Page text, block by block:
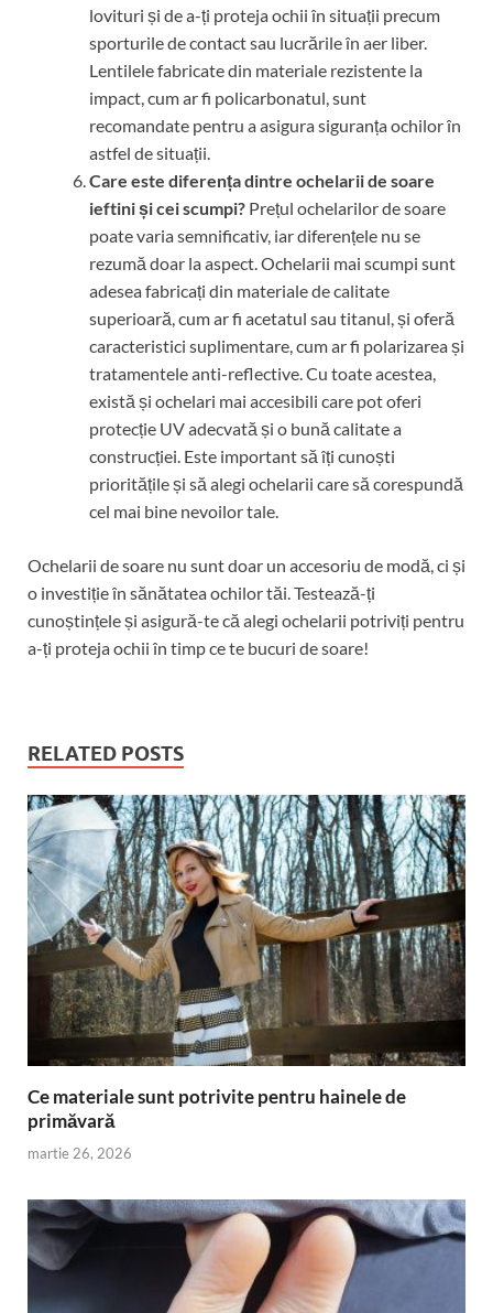
lovituri și de a-ți proteja ochii în situații precum
sporturile de contact sau lucrările în aer liber.
Lentilele fabricate din materiale rezistente la
impact, cum ar fi policarbonatul, sunt
recomandate pentru a asigura siguranța ochilor în
astfel de situații.
Care este diferența dintre ochelarii de soare
ieftini și cei scumpi? Prețul ochelarilor de soare
poate varia semnificativ, iar diferențele nu se
rezumă doar la aspect. Ochelarii mai scumpi sunt
adesea fabricați din materiale de calitate
superioară, cum ar fi acetatul sau titanul, și oferă
caracteristici suplimentare, cum ar fi polarizarea și
tratamentele anti-reflective. Cu toate acestea,
există și ochelari mai accesibili care pot oferi
protecție UV adecvată și o bună calitate a
construcției. Este important să îți cunoști
prioritățile și să alegi ochelarii care să corespundă
cel mai bine nevoilor tale.
Ochelarii de soare nu sunt doar un accesoriu de modă, ci și
o investiție în sănătatea ochilor tăi. Testează-ți
cunoștințele și asigură-te că alegi ochelarii potriviți pentru
a-ți proteja ochii în timp ce te bucuri de soare!
RELATED POSTS
Ce materiale sunt potrivite pentru hainele de
primăvară
martie 26, 2026